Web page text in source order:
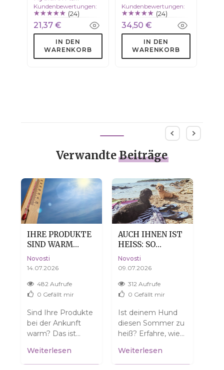
Squalan
Kundenbewertungen:
(24)
21,37 €
IN DEN
WARENKORB
Kundenbewertungen:
(24)
34,50 €
IN DEN
WARENKORB
VerwandteBeiträge
IHRE PRODUKTE
SIND WARM
ANGEKOMMEN?
KEINE SORGE,
NORMAL.
Novosti
14.07.2026
482 Aufrufe
0 Gefällt mir
Sind Ihre Produkte
bei der Ankunft
warm? Das ist
bedeutet NICHT,
dass sie beschädigt
Weiterlesen
AUCH IHNEN IST
HEISS: SO H
ILFST DU D
EINEM HUND, D
HNE DRAMA ZU Ü
BERSTEHEN
Novosti
09.07.2026
312 Aufrufe
0 Gefällt mir
Ist deinem Hund
diesen Sommer zu
heiß? Erfahre, wie
kannst! Tipps für
sichere
Weiterlesen